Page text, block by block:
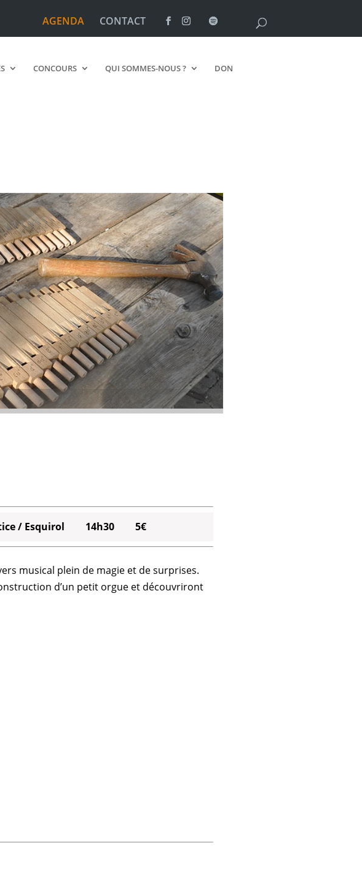
AGENDA CONTACT
CONCOURS QUI SOMMES-NOUS ? DON
/ Esquirol 14h30 5€
musical plein de magie et de surprises.
d’un petit orgue et découvriront